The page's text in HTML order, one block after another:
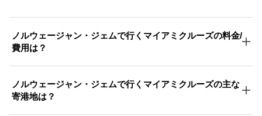
ノルウェージャン・ジェムで行くマイアミクルーズの料金/
費用は？
ノルウェージャン・ジェムで行くマイアミクルーズの主な
寄港地は？